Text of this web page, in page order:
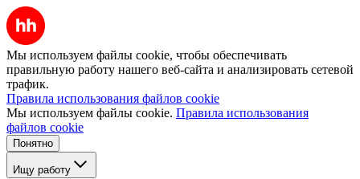
Мы используем файлы cookie, чтобы обеспечивать
правильную работу нашего веб-сайта и анализировать сетевой
трафик.
Правила использования файлов cookie
Мы используем файлы cookie. Правила использования
файлов cookie
Понятно
Ищу работу